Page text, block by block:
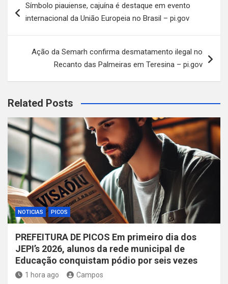
de
Símbolo piauiense, cajuína é destaque em evento
internacional da União Europeia no Brasil – pi.gov
Ação da Semarh confirma desmatamento ilegal no
Recanto das Palmeiras em Teresina – pi.gov
Related Posts
NOTICIAS PICOS
PREFEITURA DE PICOS Em primeiro dia dos
JEPI’s 2026, alunos da rede municipal de
Educação conquistam pódio por seis vezes
1 hora ago Campos